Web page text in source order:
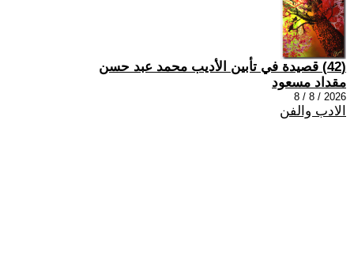
(42) قصيدة في تأبين الأديب محمد عبد حسن
مقداد مسعود
2026 / 8 / 8
الادب والفن